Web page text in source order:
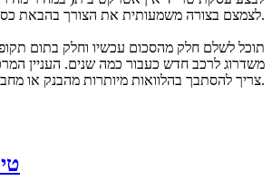
לצמצם בצורה משמעותית את הצורך בהבאת כסף נוסף.
תוכל לשלם חלק מהסכום עכשיו וחלק בתום
משדרוג לרכב חדש כעבור כמה שנים. העניין
צריך להסתבך בהלוואות מיותרות מהבנק או מחברות כרטיסי האשראי.